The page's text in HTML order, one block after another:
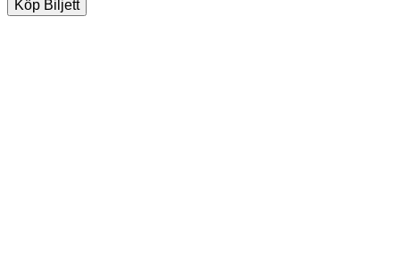
Köp Biljett